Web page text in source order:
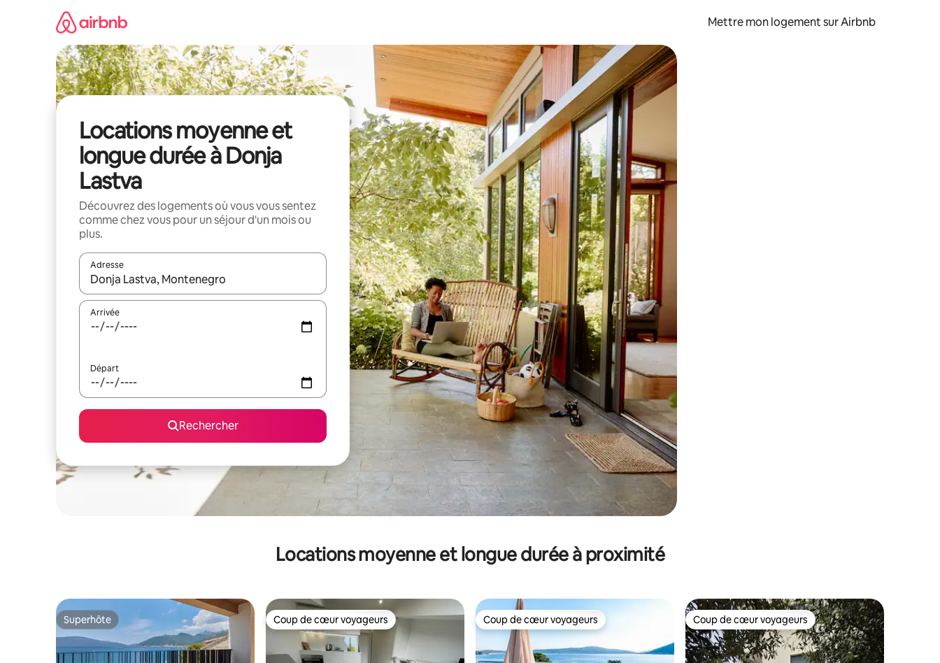
Mettre mon logement sur Airbnb
Locations moyenne et
longue durée à Donja
Lastva
Découvrez des logements où vous vous sentez
comme chez vous pour un séjour d'un mois ou
plus.
Adresse
Lorsque les résultats s'affichent, utilisez les flèches vers le haut et vers le bas pour les parcourir ou en appuyant et en faisant glisser.
Arrivée
Départ
Rechercher
Locations moyenne et longue durée à proximité
Superhôte
Superhôte Coup de cœur voyageurs
Coup de cœur voyageurs Coup de cœur voyageurs
Coup de cœur voyageurs Coup de cœur voyageurs
Coup de cœur voyageurs